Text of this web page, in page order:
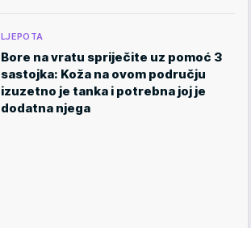
LJEPOTA
Bore na vratu spriječite uz pomoć 3
sastojka: Koža na ovom području
izuzetno je tanka i potrebna joj je
dodatna njega